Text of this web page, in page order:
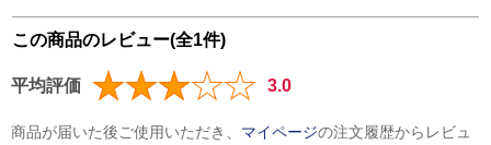
この商品のレビュー(全1件)
平均評価 3.0
商品が届いた後ご使用いただき、 マイページの注文履歴からレビュ